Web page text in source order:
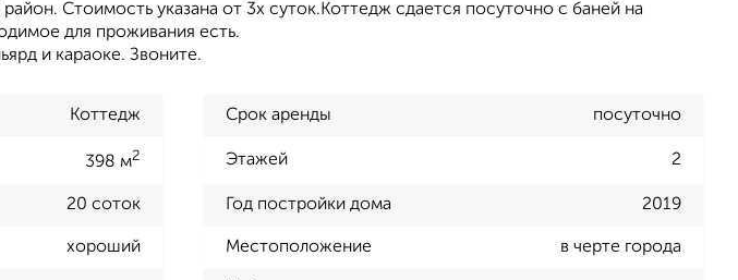
Стоимость указана от 3х суток.Коттедж сдается посуточно с баней на
для проживания есть.
и караоке. Звоните.
Коттедж Срок аренды посуточно
398 м2 Этажей 2
20 соток Год постройки дома 2019
хороший Местоположение в черте города